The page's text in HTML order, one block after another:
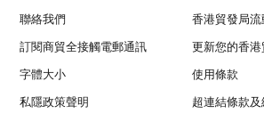
聯絡我們 香港貿發局
訂閱商貿全接觸電郵通訊 更新您的香
字體大小 使用條款
私隱政策聲明 超連結條款及